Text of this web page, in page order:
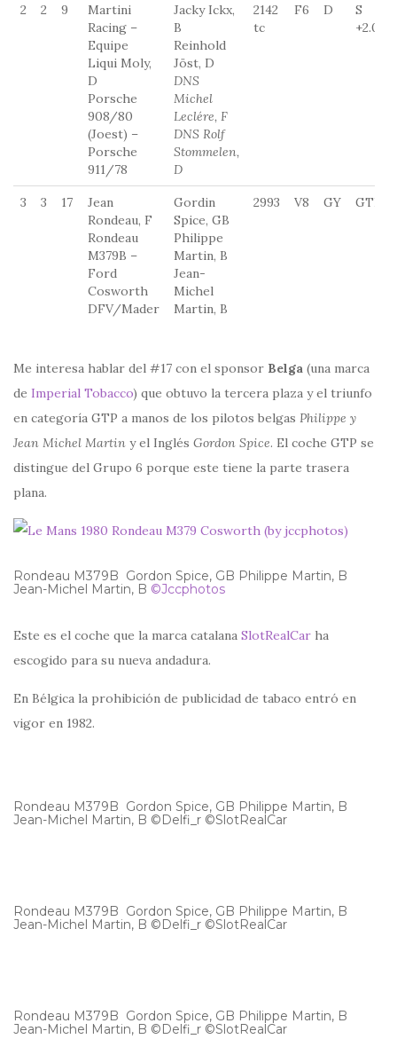
2 2 9
Martini
Racing –
Equipe
Liqui Moly,
D
Porsche
908/80
(Joest) –
Porsche
911/78
Jacky Ickx,
B
Reinhold
Jöst, D
DNS
Michel
Leclére, F
DNS Rolf
Stommelen,
D
2142
tc
F6 D
S
+2.0
3 3 17
Jean
Rondeau, F
Rondeau
M379B –
Ford
Cosworth
DFV/Mader
Gordin
Spice, GB
Philippe
Martin, B
Jean-
Michel
Martin, B
2993 V8 GY GTP
Me interesa hablar del #17 con el sponsor Belga (una marca
de Imperial Tobacco) que obtuvo la tercera plaza y el triunfo
en categoría GTP a manos de los pilotos belgas Philippe y
Jean Michel Martin y el Inglés Gordon Spice. El coche GTP se
distingue del Grupo 6 porque este tiene la parte trasera
plana.
Rondeau M379B Gordon Spice, GB Philippe Martin, B
Jean-Michel Martin, B ©Jccphotos
Este es el coche que la marca catalana SlotRealCar ha
escogido para su nueva andadura.
En Bélgica la prohibición de publicidad de tabaco entró en
vigor en 1982.
Rondeau M379B Gordon Spice, GB Philippe Martin, B
Jean-Michel Martin, B ©Delfi_r ©SlotRealCar
Rondeau M379B Gordon Spice, GB Philippe Martin, B
Jean-Michel Martin, B ©Delfi_r ©SlotRealCar
Rondeau M379B Gordon Spice, GB Philippe Martin, B
Jean-Michel Martin, B ©Delfi_r ©SlotRealCar